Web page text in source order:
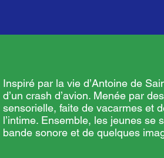
Inspiré par la vie d’Antoine de
d’un crash d’avion. Menée par
sensorielle, faite de vacarmes et
l’intime. Ensemble, les jeunes se
bande sonore et de quelques